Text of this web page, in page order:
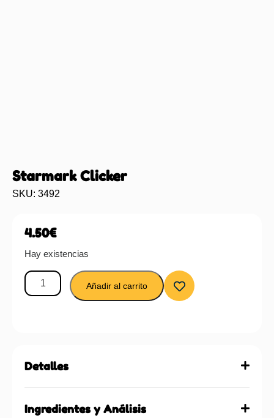
Starmark Clicker
SKU: 3492
4.50€
Hay existencias
Añadir al carrito
Detalles
Ingredientes y Análisis